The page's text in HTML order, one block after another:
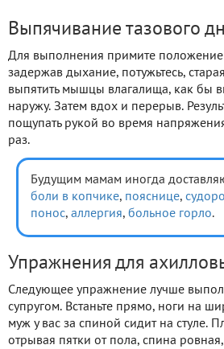
Выпячивание тазового
Для выполнения примите положение
задержав дыхание, потужьтесь,
выпятить мышцы влагалища, как бы
наружу. Затем вдох и перерыв.
пощупать рукой во время
раз.
Будущим мамам иногда
боли в копчике, пояснице,
понос, аллергия, больное горло.
Упражнения для
Следующее упражнение лучше
супругом. Встаньте прямо, ноги на
муж у вас за спиной сидит на стуле.
отрывая пятки от пола, спина